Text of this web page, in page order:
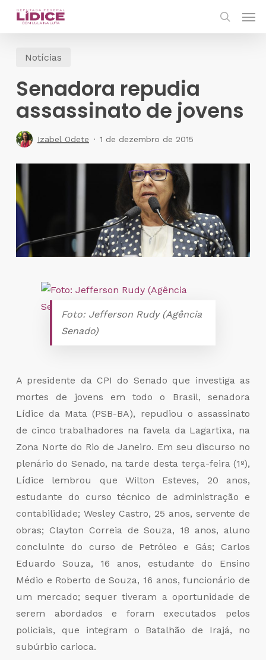
Skip
contentNotícias
Senadora repudia
assassinato de jovens
Izabel Odete 1 de dezembro de 2015
Foto: Jefferson Rudy (Agência
Senado)
A presidente da CPI do Senado que investiga as
mortes de jovens em todo o Brasil, senadora
Lídice da Mata (PSB-BA), repudiou o assassinato
de cinco trabalhadores na favela da Lagartixa, na
Zona Norte do Rio de Janeiro. Em seu discurso no
plenário do Senado, na tarde desta terça-feira (1º),
Lídice lembrou que Wilton Esteves, 20 anos,
estudante do curso técnico de administração e
contabilidade; Wesley Castro, 25 anos, servente de
obras; Clayton Correia de Souza, 18 anos, aluno
concluinte do curso de Petróleo e Gás; Carlos
Eduardo Souza, 16 anos, estudante do Ensino
Médio e Roberto de Souza, 16 anos, funcionário de
um mercado; sequer tiveram a oportunidade de
serem abordados e foram executados pelos
policiais, que integram o Batalhão de Irajá, no
subúrbio carioca.